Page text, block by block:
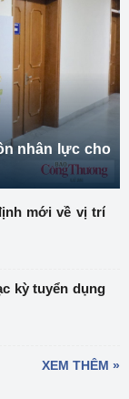
nhân lực cho
mới về vị trí
kỳ tuyển dụng
XEM THÊM »